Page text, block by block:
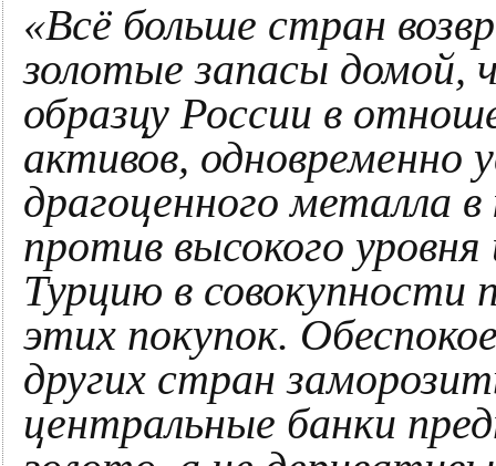
«Всё больше стран
золотые запасы домой,
образцу России в
активов, одновременно
драгоценного металла
против высокого
Турцию в
этих покупок.
других стран
центральные банки